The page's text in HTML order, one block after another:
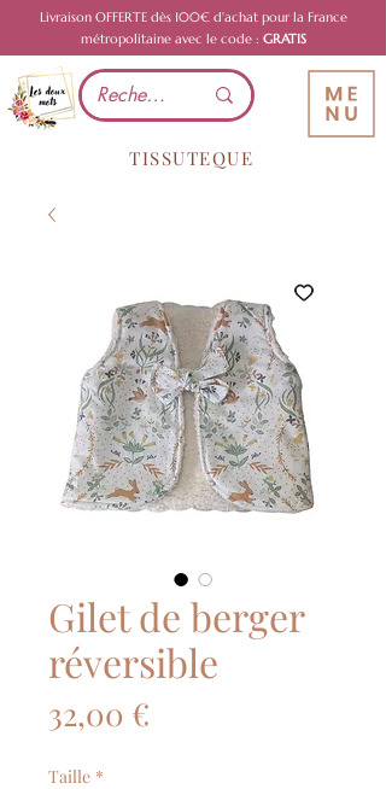
Livraison OFFERTE dès 100€ d'achat pour la France
métropolitaine avec le code : GRATIS
TISSUTEQUE
Gilet de berger
réversible
32,00 €
Taille *